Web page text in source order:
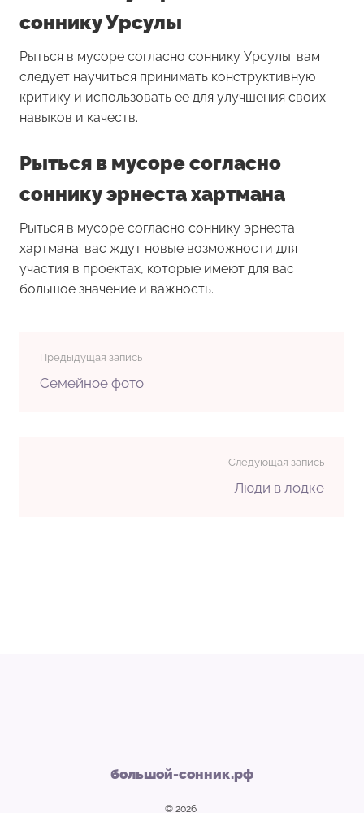
соннику Урсулы
Рыться в мусоре согласно соннику Урсулы: вам
следует научиться принимать конструктивную
критику и использовать ее для улучшения своих
навыков и качеств.
Рыться в мусоре согласно
соннику эрнеста хартмана
Рыться в мусоре согласно соннику эрнеста
хартмана: вас ждут новые возможности для
участия в проектах, которые имеют для вас
большое значение и важность.
Предыдущая запись
Семейное фото
Следующая запись
Люди в лодке
большой-сонник.рф
© 2026